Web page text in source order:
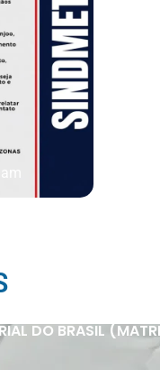
DO BRASIL